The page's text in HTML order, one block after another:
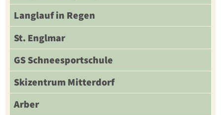
Langlauf in Regen
St. Englmar
GS Schneesportschule
Skizentrum Mitterdorf
Arber